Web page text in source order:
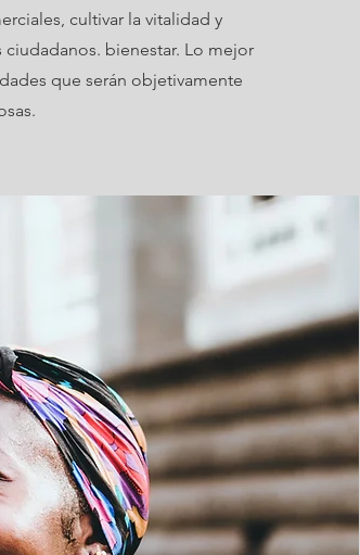
cultivar la vitalidad y
ciudadanos. bienestar. Lo mejor
que serán objetivamente